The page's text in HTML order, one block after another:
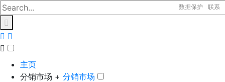
数据保护 联系
主页
分销市场 + 分销市场